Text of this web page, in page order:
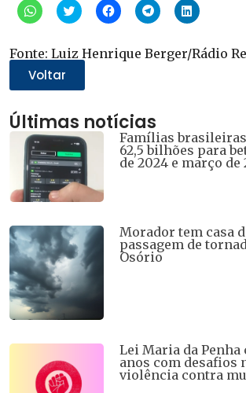
Clique
para
WhatsApp(abre
em
nova
janela)
Clique
para
Twitter(abre
em
Clique
para
Facebook(abre
em
Clique
para
Telegram(abre
em
Clique
para
em
Fonte: Luiz Henrique Berger/Rádio
Voltar
Últimas notícias
Famílias
62,5 bilhões para
de 2024 e março de
Morador tem casa
passagem de
Osório
Lei Maria da Penha
anos com desafios
violência contra